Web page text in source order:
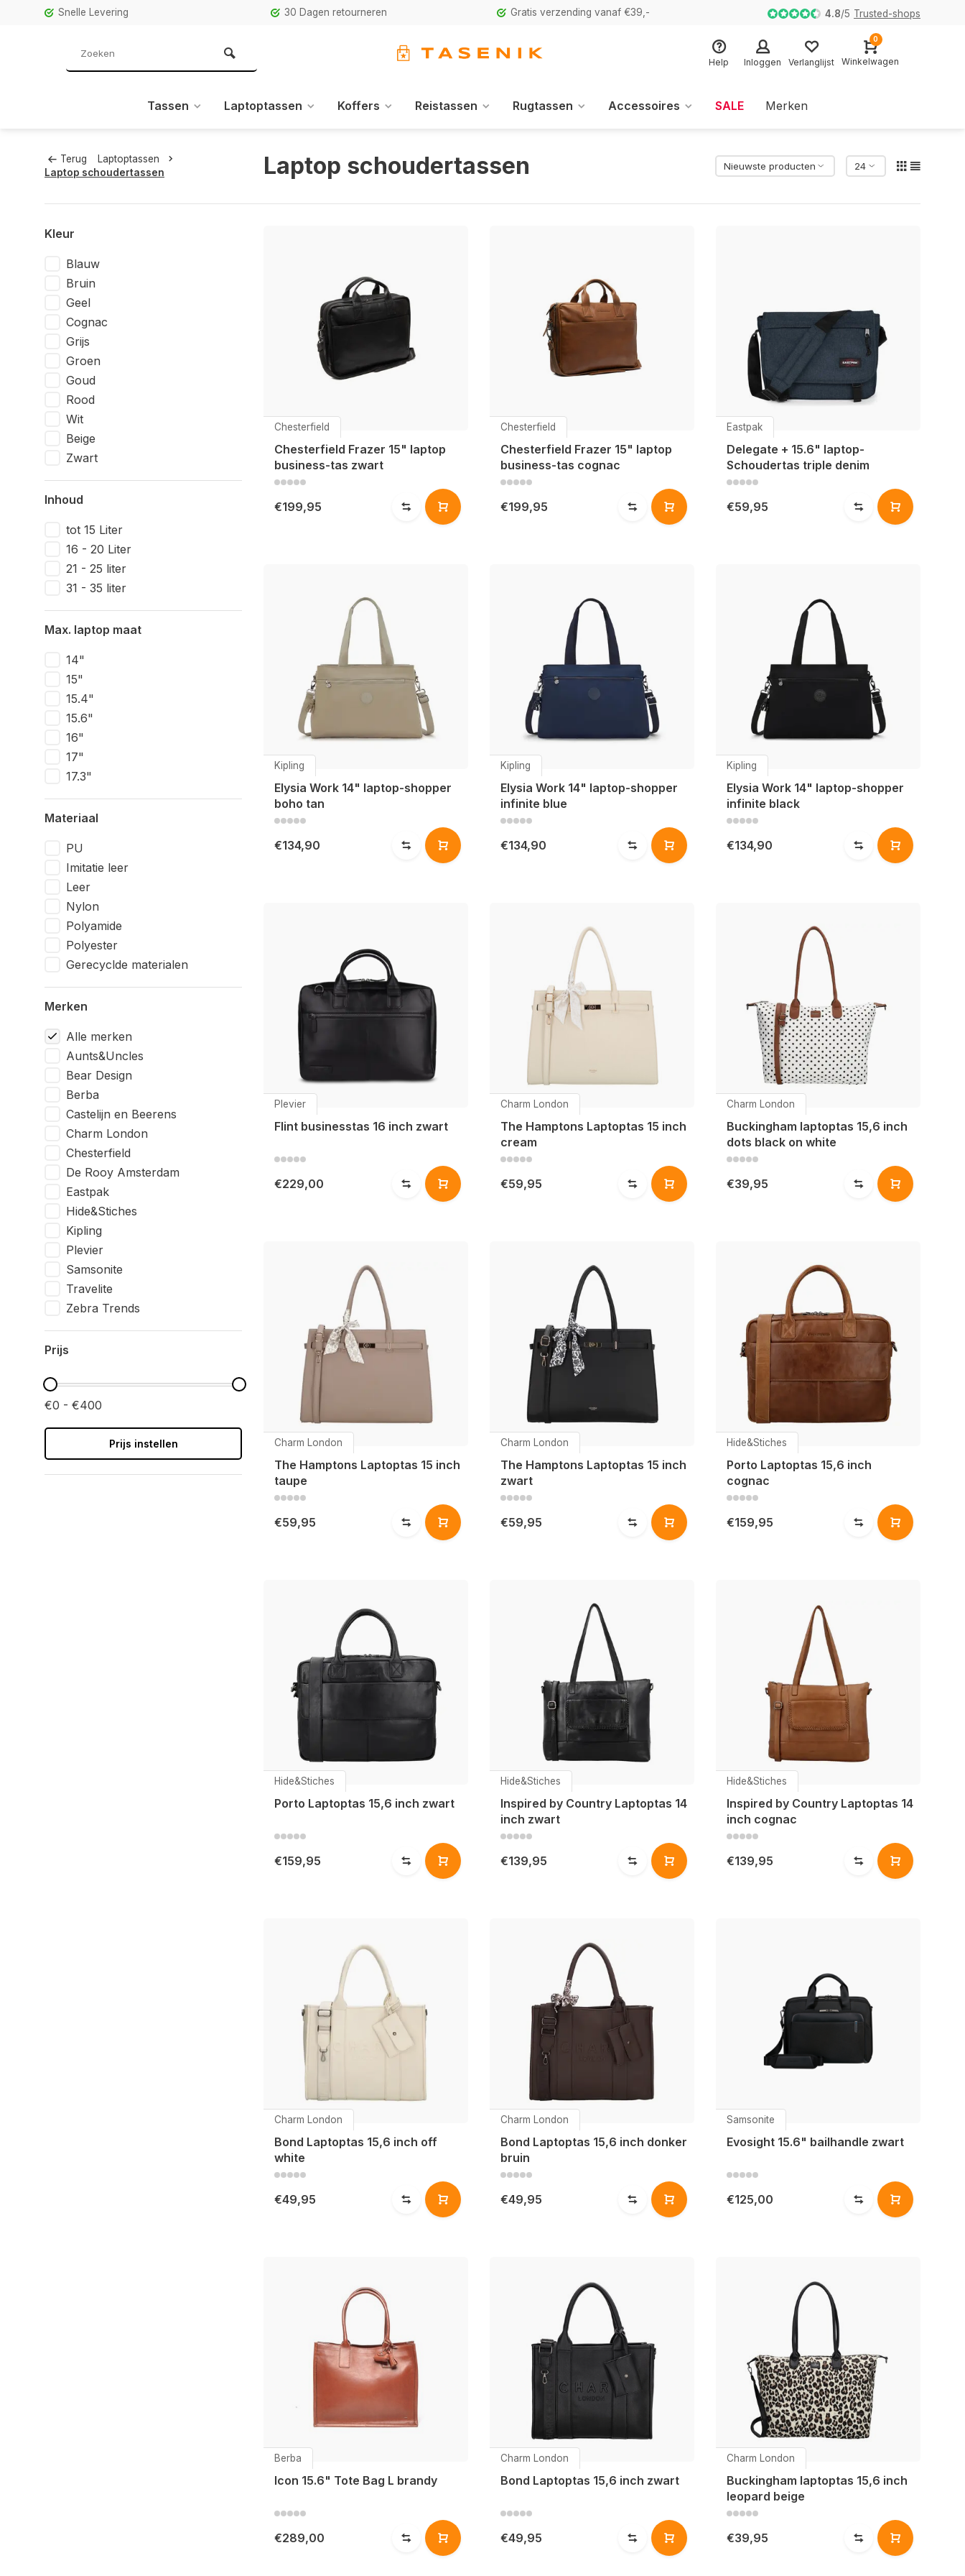
Snelle Levering 30 Dagen retourneren Gratis verzending vanaf €39,- 4.8/5 Trusted-shops
Help Inloggen Verlanglijst
0
Winkelwagen
Tassen Laptoptassen Koffers Reistassen Rugtassen Accessoires SALE Merken
Terug
Laptoptassen
Laptop schoudertassen
Laptop schoudertassen
Kleur
Blauw
Bruin
Geel
Cognac
Grijs
Groen
Goud
Rood
Wit
Beige
Zwart
Inhoud
tot 15 Liter
16 - 20 Liter
21 - 25 liter
31 - 35 liter
Max. laptop maat
14"
15"
15.4"
15.6"
16"
17"
17.3"
Materiaal
PU
Imitatie leer
Leer
Nylon
Polyamide
Polyester
Gerecyclde materialen
Merken
Alle merken
Aunts&Uncles
Bear Design
Berba
Castelijn en Beerens
Charm London
Chesterfield
De Rooy Amsterdam
Eastpak
Hide&Stiches
Kipling
Plevier
Samsonite
Travelite
Zebra Trends
Prijs
€0 - €400
Prijs instellen
Chesterfield
Chesterfield Frazer 15" laptop
business-tas zwart
€199,95
Chesterfield
Chesterfield Frazer 15" laptop
business-tas cognac
€199,95
Eastpak
Delegate + 15.6" laptop-
Schoudertas triple denim
€59,95
Kipling
Elysia Work 14" laptop-shopper
boho tan
€134,90
Kipling
Elysia Work 14" laptop-shopper
infinite blue
€134,90
Kipling
Elysia Work 14" laptop-shopper
infinite black
€134,90
Plevier
Flint businesstas 16 inch zwart
€229,00
Charm London
The Hamptons Laptoptas 15 inch
cream
€59,95
Charm London
Buckingham laptoptas 15,6 inch
dots black on white
€39,95
Charm London
The Hamptons Laptoptas 15 inch
taupe
€59,95
Charm London
The Hamptons Laptoptas 15 inch
zwart
€59,95
Hide&Stiches
Porto Laptoptas 15,6 inch
cognac
€159,95
Hide&Stiches
Porto Laptoptas 15,6 inch zwart
€159,95
Hide&Stiches
Inspired by Country Laptoptas 14
inch zwart
€139,95
Hide&Stiches
Inspired by Country Laptoptas 14
inch cognac
€139,95
Charm London
Bond Laptoptas 15,6 inch off
white
€49,95
Charm London
Bond Laptoptas 15,6 inch donker
bruin
€49,95
Samsonite
Evosight 15.6" bailhandle zwart
€125,00
Berba
Icon 15.6" Tote Bag L brandy
€289,00
Charm London
Bond Laptoptas 15,6 inch zwart
€49,95
Charm London
Buckingham laptoptas 15,6 inch
leopard beige
€39,95